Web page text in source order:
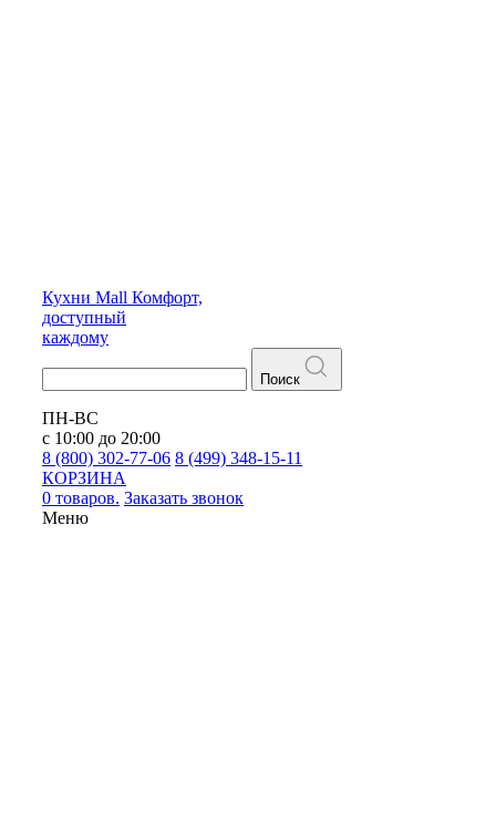
Кухни Mall Комфорт,
доступный
каждому
Поиск
ПН-ВС
с 10:00 до 20:00
8 (800) 302-77-06 8 (499) 348-15-11
КОРЗИНА
0 товаров. Заказать звонок
Меню